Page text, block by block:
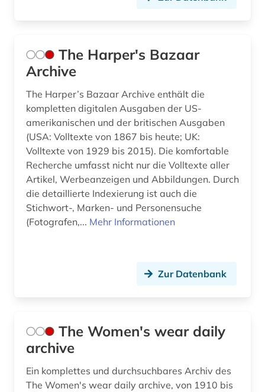
The Harper's Bazaar
Archive
The Harper’s Bazaar Archive enthält die
kompletten digitalen Ausgaben der US-
amerikanischen und der britischen Ausgaben
(USA: Volltexte von 1867 bis heute; UK:
Volltexte von 1929 bis 2015). Die komfortable
Recherche umfasst nicht nur die Volltexte aller
Artikel, Werbeanzeigen und Abbildungen. Durch
die detaillierte Indexierung ist auch die
Stichwort-, Marken- und Personensuche
(Fotografen,... Mehr Informationen
Zur Datenbank
The Women's wear daily
archive
Ein komplettes und durchsuchbares Archiv des
The Women's wear daily archive, von 1910 bis